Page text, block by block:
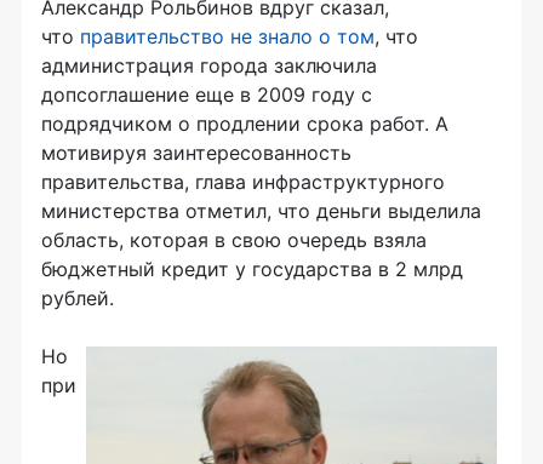
Александр Рольбинов вдруг сказал,
что правительство не знало о том, что
администрация города заключила
допсоглашение еще в 2009 году с
подрядчиком о продлении срока работ. А
мотивируя заинтересованность
правительства, глава инфраструктурного
министерства отметил, что деньги выделила
область, которая в свою очередь взяла
бюджетный кредит у государства в 2 млрд
рублей.
Но
при